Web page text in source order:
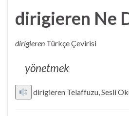
dirigieren Ne
dirigieren Türkçe Çevirisi
yönetmek
dirigieren Telaffuzu, Sesli